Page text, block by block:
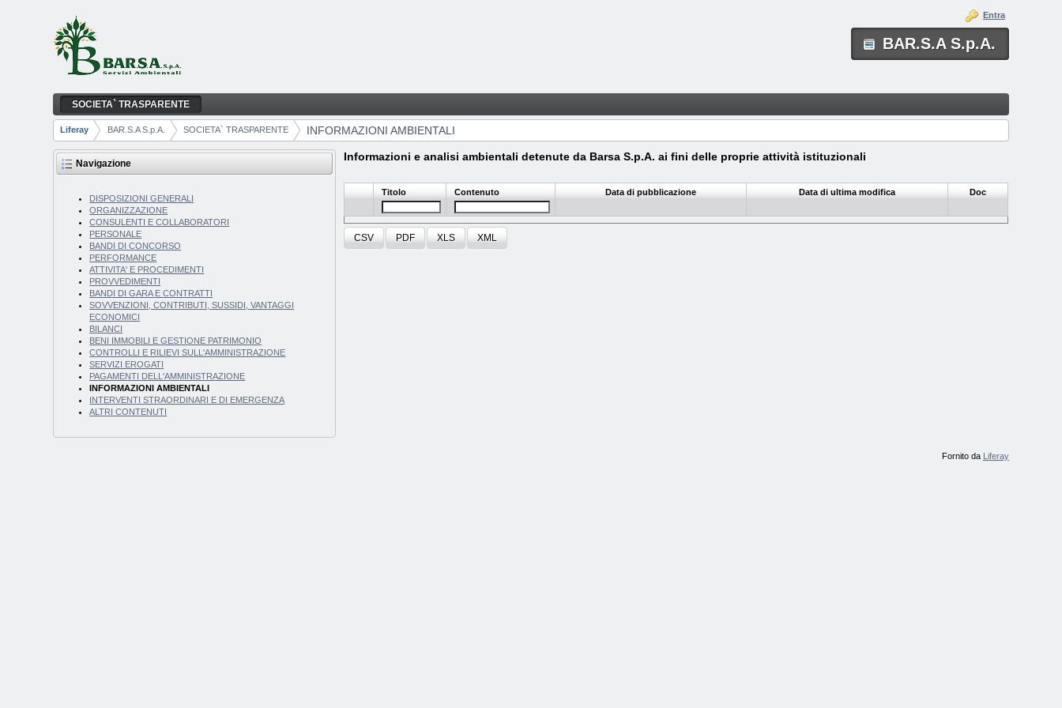
Salta al contenuto
BAR.S.A S.p.A.
INFORMAZIONI AMBIENTALI
Entra
Navigazione
SOCIETA` TRASPARENTE
Breadcrumb
Liferay BAR.S.A S.p.A. SOCIETA` TRASPARENTE INFORMAZIONI AMBIENTALI
Navigazione
DISPOSIZIONI GENERALI
ORGANIZZAZIONE
CONSULENTI E COLLABORATORI
PERSONALE
BANDI DI CONCORSO
PERFORMANCE
ATTIVITA' E PROCEDIMENTI
PROVVEDIMENTI
BANDI DI GARA E CONTRATTI
SOVVENZIONI, CONTRIBUTI, SUSSIDI, VANTAGGI
ECONOMICI
BILANCI
BENI IMMOBILI E GESTIONE PATRIMONIO
CONTROLLI E RILIEVI SULL'AMMINISTRAZIONE
SERVIZI EROGATI
PAGAMENTI DELL'AMMINISTRAZIONE
INFORMAZIONI AMBIENTALI
INTERVENTI STRAORDINARI E DI EMERGENZA
ALTRI CONTENUTI
Informazioni e analisi ambientali detenute da Barsa S.p.A. ai fini delle proprie attività istituzionali
Titolo Contenuto Data di pubblicazione Data di ultima modifica Doc
CSV PDF XLS XML
Fornito da Liferay